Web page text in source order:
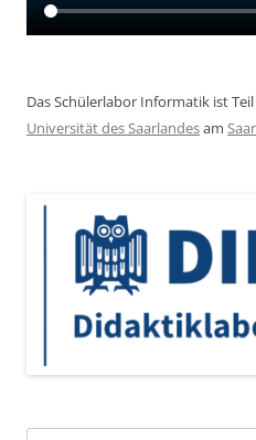
Das Schülerlabor Informatik ist
Universität des Saarlandesam